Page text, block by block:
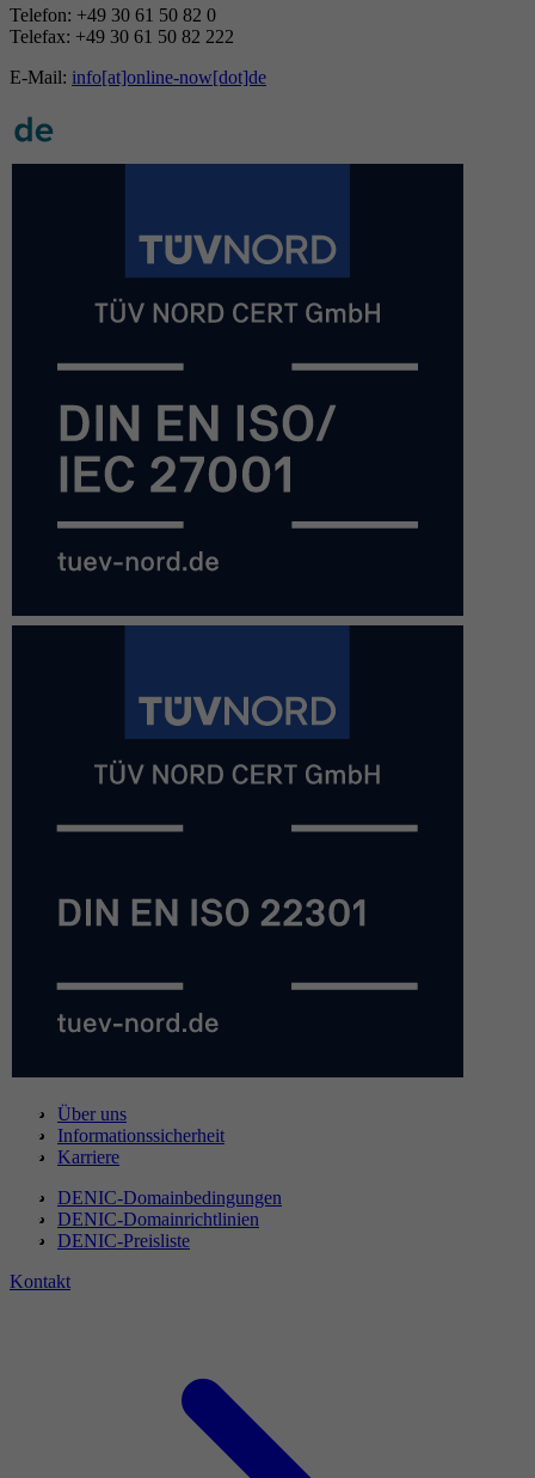
Telefon: +49 30 61 50 82 0
Telefax: +49 30 61 50 82 222
E-Mail: info[at]online-now[dot]de
Über uns
Informationssicherheit
Karriere
DENIC-Domainbedingungen
DENIC-Domainrichtlinien
DENIC-Preisliste
Kontakt